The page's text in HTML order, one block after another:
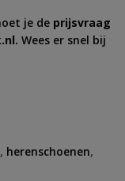
je de prijsvraag
Wees er snel bij
, herenschoenen,